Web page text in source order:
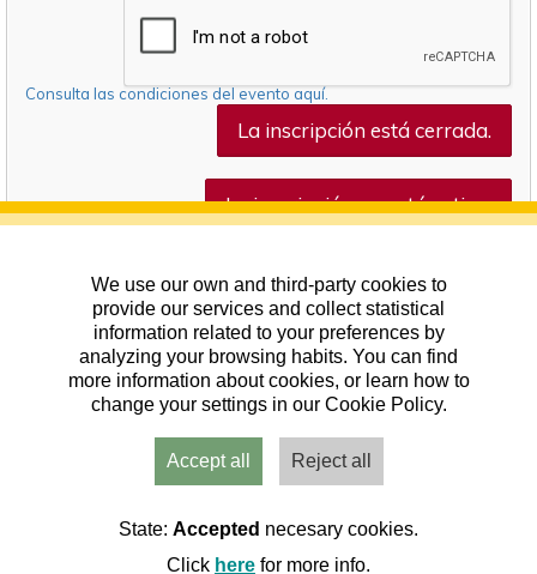
Consulta las condiciones del evento aquí.
La inscripción está cerrada.
La inscripción no está activa.
We use our own and third-party cookies to
provide our services and collect statistical
information related to your preferences by
analyzing your browsing habits. You can find
more information about cookies, or learn how to
change your settings in our Cookie Policy.
Accept all Reject all
State: Accepted necesary cookies.
Click here for more info.